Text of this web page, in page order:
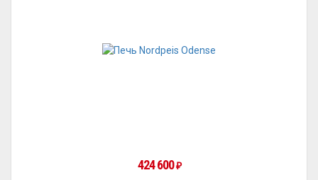
424 600₽